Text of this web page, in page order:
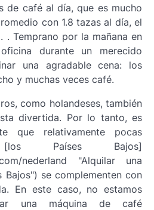
de café al día, que es mucho
con 1.8 tazas al día, el
. Temprano por la mañana en
durante un merecido
una agradable cena: los
y muchas veces café.
como holandeses, también
divertida. Por lo tanto, es
que relativamente pocas
Países Bajos]
nederland "Alquilar una
Bajos") se complementen con
En este caso, no estamos
una máquina de café